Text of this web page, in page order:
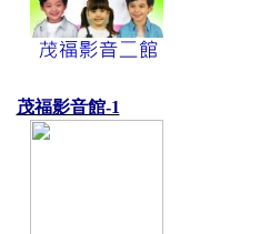
茂福影音館-1